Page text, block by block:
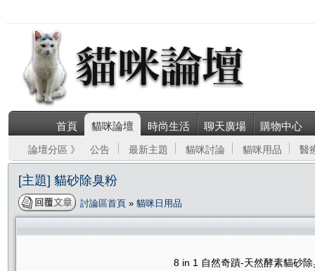
首頁 貓咪論壇 時尚生活 聊天廣場 購物中心
論壇分區 》 公告 最新主題 貓咪討論 貓咪用品 醫
[主題] 貓砂除臭粉
討論區首頁 » 貓咪日用品
8 in 1 自然奇蹟-天然酵素貓砂除